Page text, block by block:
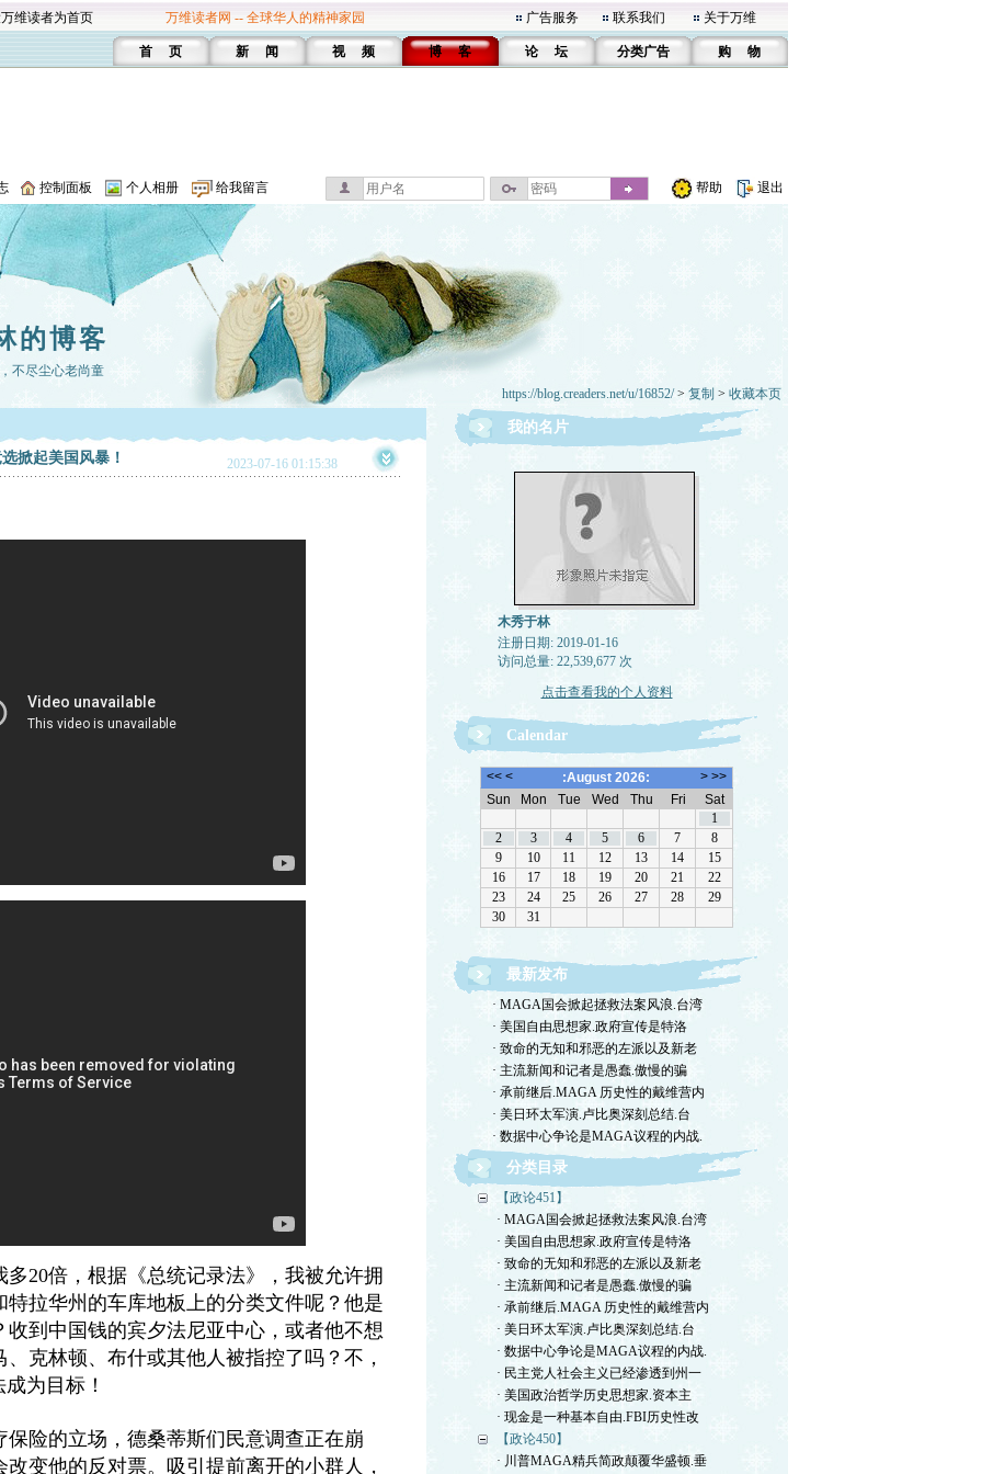
维读者为首页 万维读者网 -- 全球华人的精神家园 广告服务 联系我们 关于万维
首 页 新 闻 视 频 博 客 论 坛 分类广告 购 物
控制面板 个人相册 给我留言 帮助 退出
的博客
不尽尘心老尚童
https://blog.creaders.net/u/16852/> 复制 > 收藏本页
掀起美国风暴！ 2023-07-16 01:15:38
多20倍，根据《总统记录法》，我被允许拥
拉华州的车库地板上的分类文件呢？他是
到中国钱的宾夕法尼亚中心，或者他不想
克林顿、布什或其他人被指控了吗？不，
为目标！
险的立场，德桑蒂斯们民意调查正在崩
变他的反对票。吸引提前离开的小群人，
我的名片
木秀于林
注册日期: 2019-01-16
访问总量: 22,539,677 次
点击查看我的个人资料
Calendar
最新发布
· MAGA国会掀起拯救法案风浪.台湾
· 美国自由思想家.政府宣传是特洛
· 致命的无知和邪恶的左派以及新老
· 主流新闻和记者是愚蠢.傲慢的骗
· 承前继后.MAGA 历史性的戴维营内
· 美日环太军演.卢比奥深刻总结.台
· 数据中心争论是MAGA议程的内战.
分类目录
【政论451】
· MAGA国会掀起拯救法案风浪.台湾
· 美国自由思想家.政府宣传是特洛
· 致命的无知和邪恶的左派以及新老
· 主流新闻和记者是愚蠢.傲慢的骗
· 承前继后.MAGA 历史性的戴维营内
· 美日环太军演.卢比奥深刻总结.台
· 数据中心争论是MAGA议程的内战.
· 民主党人社会主义已经渗透到州一
· 美国政治哲学历史思想家.资本主
· 现金是一种基本自由.FBI历史性改
【政论450】
· 川普MAGA精兵简政颠覆华盛顿.垂